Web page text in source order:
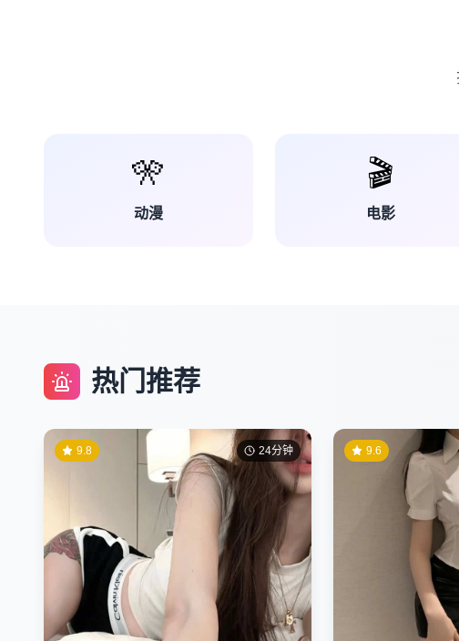
🎌
动漫
🎬
电影
热门推荐
24分钟
9.8 9.6